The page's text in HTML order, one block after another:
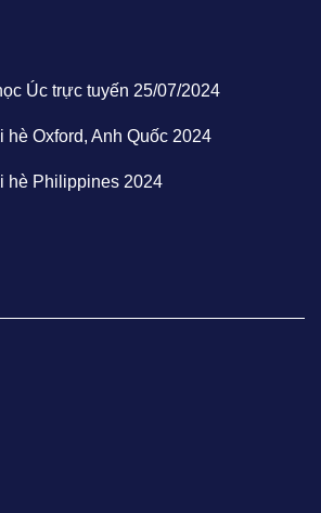
Úc trực tuyến 25/07/2024
hè Oxford, Anh Quốc 2024
hè Philippines 2024